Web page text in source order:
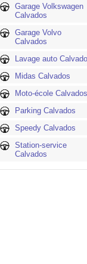
Garage Volkswagen
Calvados
Garage Volvo
Calvados
Lavage auto
Midas Calvados
Moto-école Calvados
Parking Calvados
Speedy Calvados
Station-service
Calvados